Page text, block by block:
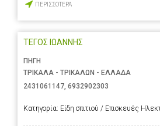
ΠΕΡΙΣΣΟΤΕΡΑ
ΤΕΓΟΣ ΙΩΑΝΝΗΣ
ΠΗΓΗ
ΤΡΙΚΑΛΑ - ΤΡΙΚΑΛΩΝ - ΕΛΛΑΔΑ
2431061147 6932902303
Κατηγορία: Είδη σπιτιού / Επισκευές